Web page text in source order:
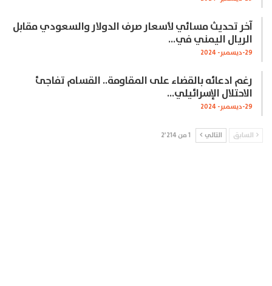
آخر تحديث مسائي لأسعار صرف الدولار والسعودي مقابل
الريال اليمني في…
29-ديسمبر- 2024
رغم ادعائه بالقضاء على المقاومة.. القسام تفاجئ
الاحتلال الإسرائيلي…
29-ديسمبر- 2024
السابق التالي 1 من 2٬214